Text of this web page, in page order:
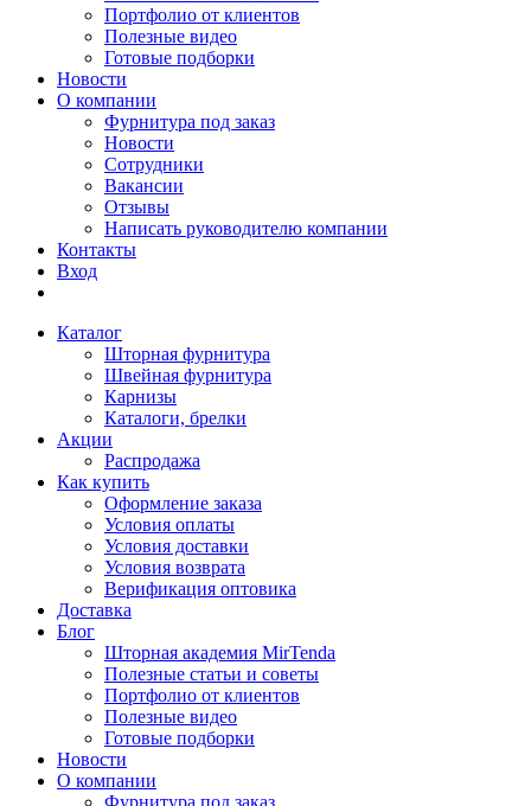
Портфолио от клиентов
Полезные видео
Готовые подборки
Новости
О компании
Фурнитура под заказ
Новости
Сотрудники
Вакансии
Отзывы
Написать руководителю компании
Контакты
Вход
Каталог
Шторная фурнитура
Швейная фурнитура
Карнизы
Каталоги, брелки
Акции
Распродажа
Как купить
Оформление заказа
Условия оплаты
Условия доставки
Условия возврата
Верификация оптовика
Доставка
Блог
Шторная академия MirTenda
Полезные статьи и советы
Портфолио от клиентов
Полезные видео
Готовые подборки
Новости
О компании
Фурнитура под заказ